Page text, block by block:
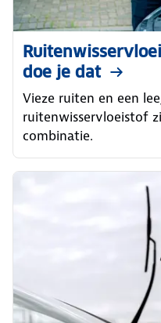
doe je dat
Vieze ruiten en een
ruitenwisservloeistof
combinatie.